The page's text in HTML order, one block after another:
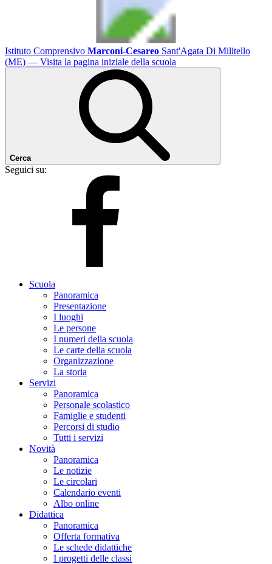
Istituto Comprensivo Marconi-Cesareo Sant'Agata Di Militello
(ME) — Visita la pagina iniziale della scuola
Cerca
Seguici su:
Scuola
Panoramica
Presentazione
I luoghi
Le persone
I numeri della scuola
Le carte della scuola
Organizzazione
La storia
Servizi
Panoramica
Personale scolastico
Famiglie e studenti
Percorsi di studio
Tutti i servizi
Novità
Panoramica
Le notizie
Le circolari
Calendario eventi
Albo online
Didattica
Panoramica
Offerta formativa
Le schede didattiche
I progetti delle classi